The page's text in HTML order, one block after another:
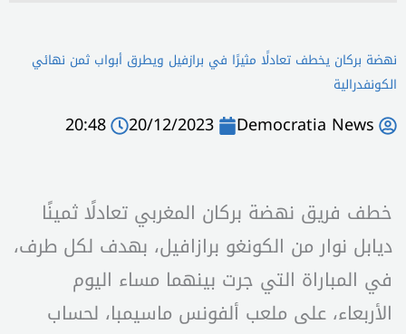
نهضة بركان يخطف تعادلًا مثيرًا في برازفيل ويطرق أبواب ثمن نهائي
الكونفدرالية
Democratia News
20/12/2023
20:48
خطف فريق نهضة بركان المغربي تعادلًا ثمينًا
ديابل نوار من الكونغو برازافيل، بهدف لكل طرف،
في المباراة التي جرت بينهما مساء اليوم
الأربعاء، على ملعب ألفونس ماسيمبا، لحساب